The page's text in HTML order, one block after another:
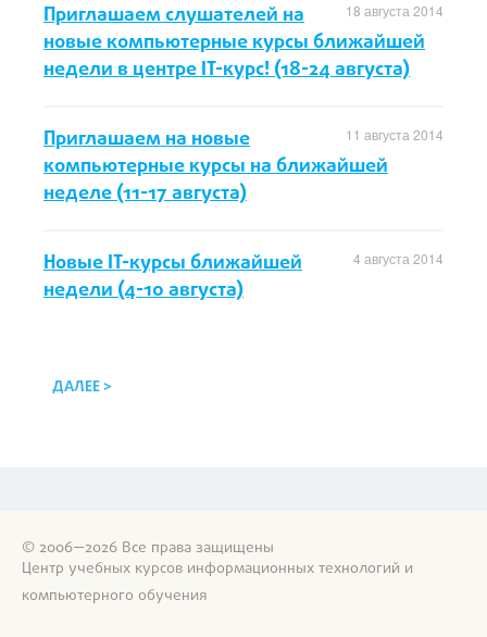
18 августа 2014
Приглашаем слушателей на
новые компьютерные курсы ближайшей
недели в центре IT-курс! (18-24 августа)
11 августа 2014
Приглашаем на новые
компьютерные курсы на ближайшей
неделе (11-17 августа)
4 августа 2014
Новые IT-курсы ближайшей
недели (4-10 августа)
ДАЛЕЕ >
© 2006—2026 Все права защищены
Центр учебных курсов информационных технологий и
компьютерного обучения